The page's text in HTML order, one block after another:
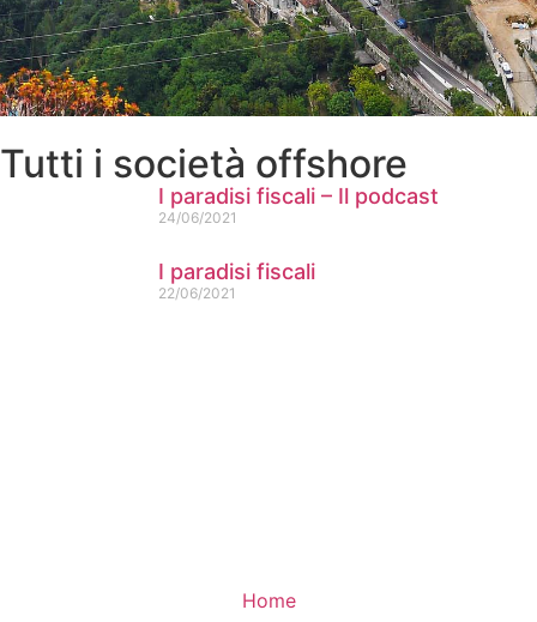
Tutti i società offshore
I paradisi fiscali – Il podcast
24/06/2021
I paradisi fiscali
22/06/2021
Home